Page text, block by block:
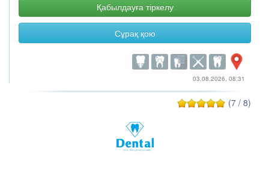
Қабылдауға тіркелу
Сұрақ қою
03.08.2026, 08:31
(7 / 8)